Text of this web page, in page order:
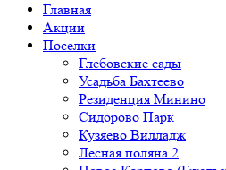
Главная
Акции
Поселки
Глебовские сады
Усадьба Бахтеево
Резиденция Минино
Сидорово Парк
Кузяево Вилладж
Лесная поляна 2